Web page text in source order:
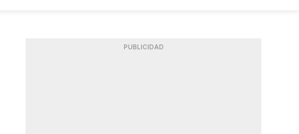
PUBLICIDAD